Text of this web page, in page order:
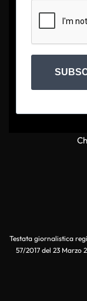
Testata giornalistica
57/2017 del 23 Marzo